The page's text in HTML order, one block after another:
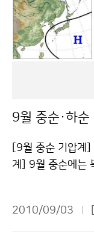
9월 중순·하
[9월 중순 기압
계] 9월 중순에는
겠다. 9월 하순에
2010/09/03